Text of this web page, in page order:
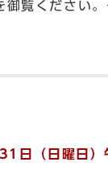
御覧ください
日（日曜日